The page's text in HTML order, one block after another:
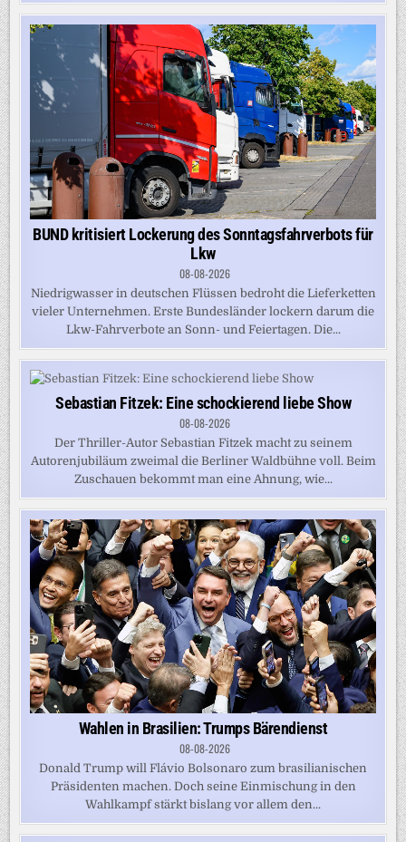
BUND kritisiert Lockerung des Sonntagsfahrverbots für
Lkw
08-08-2026
Niedrigwasser in deutschen Flüssen bedroht die Lieferketten
vieler Unternehmen. Erste Bundesländer lockern darum die
Lkw-Fahrverbote an Sonn- und Feiertagen. Die...
Sebastian Fitzek: Eine schockierend liebe Show
08-08-2026
Der Thriller-Autor Sebastian Fitzek macht zu seinem
Autorenjubiläum zweimal die Berliner Waldbühne voll. Beim
Zuschauen bekommt man eine Ahnung, wie...
Wahlen in Brasilien: Trumps Bärendienst
08-08-2026
Donald Trump will Flávio Bolsonaro zum brasilianischen
Präsidenten machen. Doch seine Einmischung in den
Wahlkampf stärkt bislang vor allem den...